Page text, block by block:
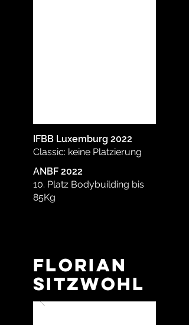
IFBB Luxemburg 2022
Classic: keine Platzierung
ANBF 2022
10. Platz Bodybuilding bis
85Kg
Florian
Sitzwohl